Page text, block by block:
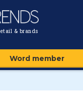
& brands
Word member